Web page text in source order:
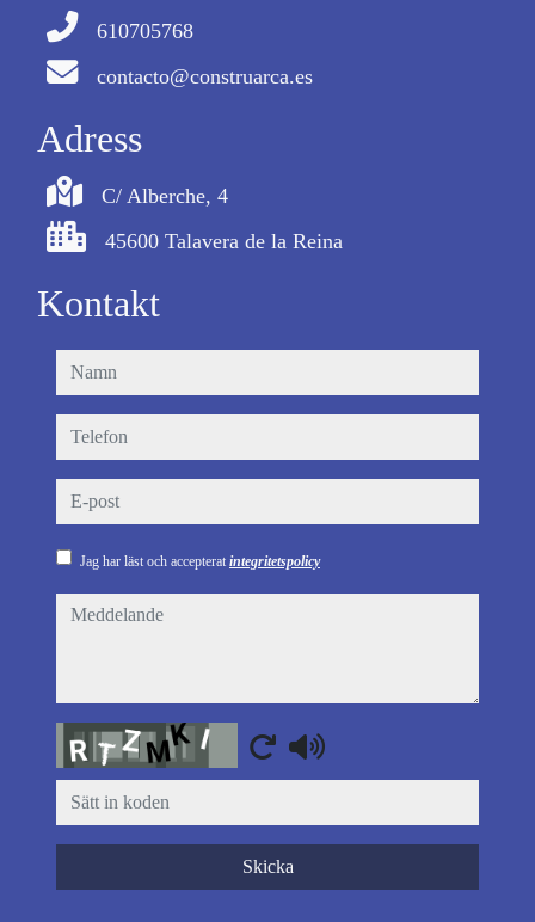
610705768
contacto@construarca.es
Adress
C/ Alberche, 4
45600 Talavera de la Reina
Kontakt
namn
telefon
e-post
Jag har läst och accepterat integritetspolicy
meddelande
Captcha
Skicka